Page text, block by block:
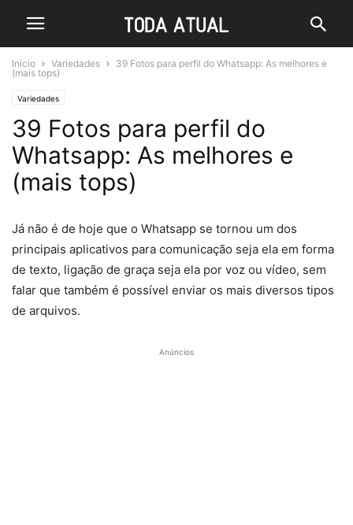
Início Variedades
39 Fotos para perfil do Whatsapp: As melhores e
(mais tops)
Variedades
39 Fotos para perfil do
Whatsapp: As melhores e
(mais tops)
Já não é de hoje que o Whatsapp se tornou um dos
principais aplicativos para comunicação seja ela em forma
de texto, ligação de graça seja ela por voz ou vídeo, sem
falar que também é possível enviar os mais diversos tipos
de arquivos.
Anúncios